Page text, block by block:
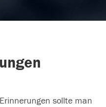
sollte man